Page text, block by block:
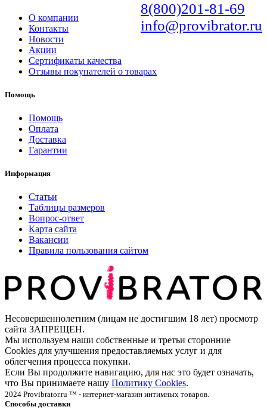
8(800)201-81-69
info@provibrator.ru
О компании
Контакты
Новости
Акции
Сертификаты качества
Отзывы покупателей о товарах
Помощь
Помощь
Оплата
Доставка
Гарантии
Информация
Статьи
Таблицы размеров
Вопрос-ответ
Карта сайта
Вакансии
Правила пользования сайтом
Несовершеннолетним (лицам не достигшим 18 лет) просмотр
сайта ЗАПРЕЩЕН.
Мы используем наши собственные и третьи сторонние
Cookies для улучшения предоставляемых услуг и для
облегчения процесса покупки.
Если Вы продолжите навигацию, для нас это будет означать,
что Вы принимаете нашу Политику Cookies.
2024 Provibrator.ru ™ - интернет-магазин интимных товаров.
Способы доставки